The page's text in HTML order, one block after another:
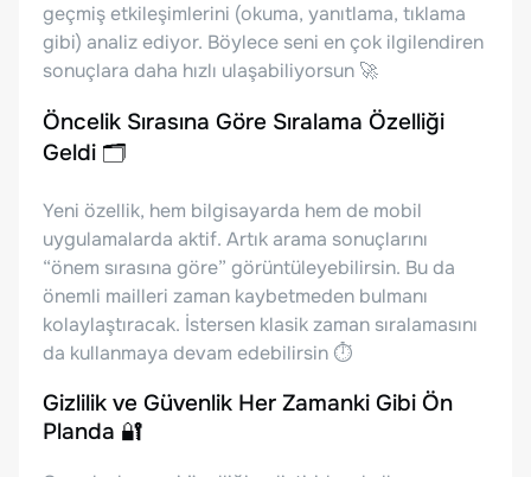
geçmiş etkileşimlerini (okuma, yanıtlama, tıklama
gibi) analiz ediyor. Böylece seni en çok ilgilendiren
sonuçlara daha hızlı ulaşabiliyorsun 🚀
Öncelik Sırasına Göre Sıralama Özelliği
Geldi 🗂️
Yeni özellik, hem bilgisayarda hem de mobil
uygulamalarda aktif. Artık arama sonuçlarını
“önem sırasına göre” görüntüleyebilirsin. Bu da
önemli mailleri zaman kaybetmeden bulmanı
kolaylaştıracak. İstersen klasik zaman sıralamasını
da kullanmaya devam edebilirsin ⏱️
Gizlilik ve Güvenlik Her Zamanki Gibi Ön
Planda 🔐